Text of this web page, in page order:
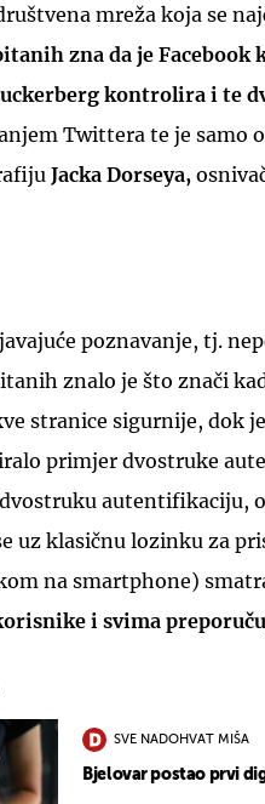
mreža koja se
zna da je Facebook
kontrolira i te
Twittera te je samo
Jacka Dorseya,
poznavanje, tj.
znalo je što znači
stranice sigurnije, dok
primjer dvostruke
autentifikaciju,
uz klasičnu lozinku za
na smartphone)
i svima
SVE NADOHVAT MIŠA
Bjelovar postao prvi